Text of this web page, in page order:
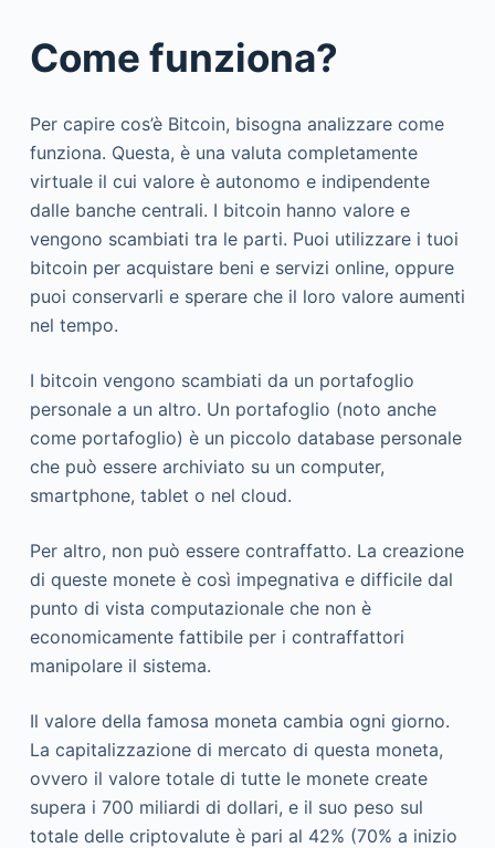
Come funziona?
Per capire cos’è Bitcoin, bisogna analizzare come
funziona. Questa, è una valuta completamente
virtuale il cui valore è autonomo e indipendente
dalle banche centrali. I bitcoin hanno valore e
vengono scambiati tra le parti. Puoi utilizzare i tuoi
bitcoin per acquistare beni e servizi online, oppure
puoi conservarli e sperare che il loro valore aumenti
nel tempo.
I bitcoin vengono scambiati da un portafoglio
personale a un altro. Un portafoglio (noto anche
come portafoglio) è un piccolo database personale
che può essere archiviato su un computer,
smartphone, tablet o nel cloud.
Per altro, non può essere contraffatto. La creazione
di queste monete è così impegnativa e difficile dal
punto di vista computazionale che non è
economicamente fattibile per i contraffattori
manipolare il sistema.
Il valore della famosa moneta cambia ogni giorno.
La capitalizzazione di mercato di questa moneta,
ovvero il valore totale di tutte le monete create
supera i 700 miliardi di dollari, e il suo peso sul
totale delle criptovalute è pari al 42% (70% a inizio